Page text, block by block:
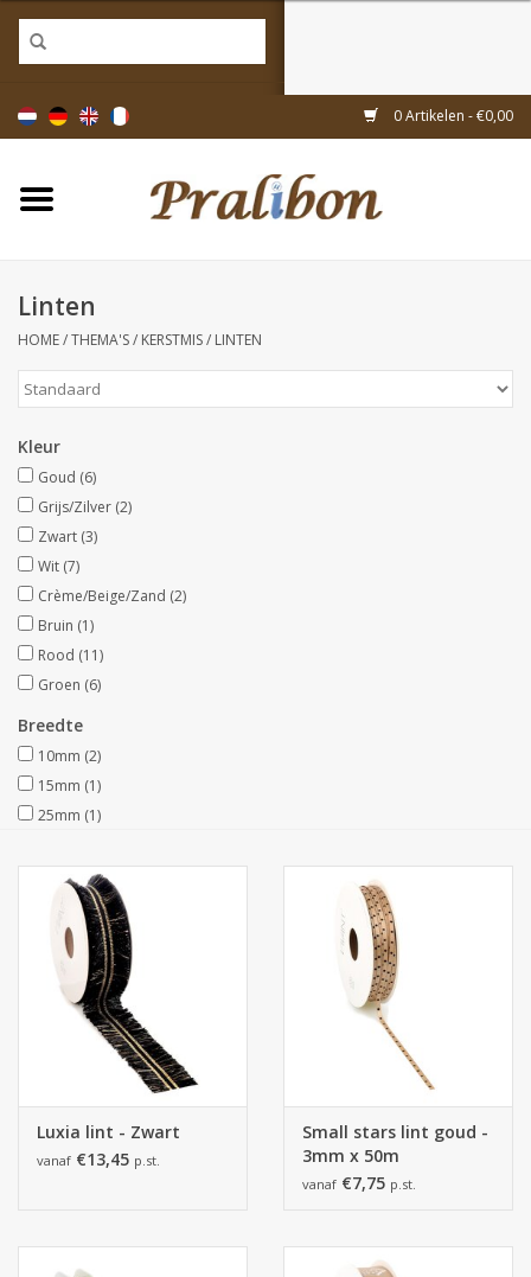
0 Artikelen - €0,00
Home
Doosjes
Linten & decoratie
Geschenkartikelen
Inpakmaterialen
Thema's
Collecties
Linten
HOME/THEMA'S/ KERSTMIS/ LINTEN
Kleur
Goud (6)
Grijs/Zilver (2)
Zwart (3)
Wit (7)
Crème/Beige/Zand (2)
Bruin (1)
Rood (11)
Groen (6)
Breedte
10mm (2)
15mm (1)
25mm (1)
Luxia lint - Zwart
vanaf €13,45 p.st.
Small stars lint goud -
3mm x 50m
vanaf €7,75 p.st.